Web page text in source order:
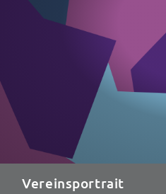
Vereinsportrait